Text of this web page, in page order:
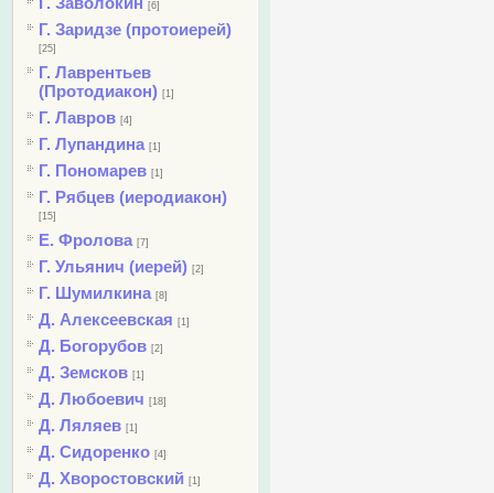
[6]
Г. Заридзе (протоиерей)
[25]
Г. Лаврентьев
(Протодиакон) [1]
Г. Лавров [4]
Г. Лупандина [1]
Г. Пономарев [1]
Г. Рябцев (иеродиакон)
[15]
Е. Фролова [7]
Г. Ульянич (иерей) [2]
Г. Шумилкина [8]
Д. Алексеевская [1]
Д. Богорубов [2]
Д. Земсков [1]
Д. Любоевич [18]
Д. Ляляев [1]
Д. Сидоренко [4]
Д. Хворостовский [1]